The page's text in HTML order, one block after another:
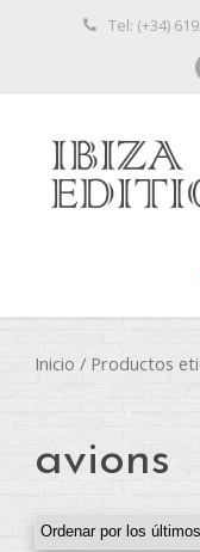
Tel: (+34)
Inicio / Productos
avions